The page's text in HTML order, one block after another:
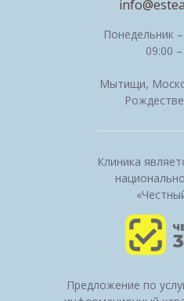
Клиника
Понедельник
09:00
Мытищи,
Предложение по